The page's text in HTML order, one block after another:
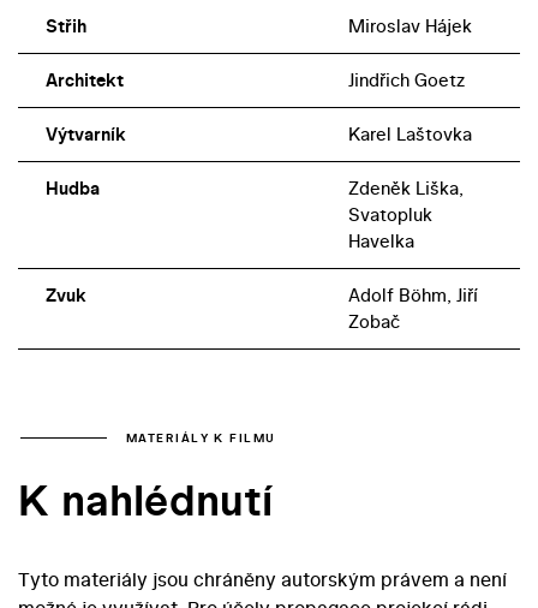
Střih Miroslav Hájek
Architekt Jindřich Goetz
Výtvarník Karel Laštovka
Hudba
Zdeněk Liška,
Svatopluk
Havelka
Zvuk
Adolf Böhm, Jiří
Zobač
MATERIÁLY K FILMU
K nahlédnutí
Tyto materiály jsou chráněny autorským právem a není